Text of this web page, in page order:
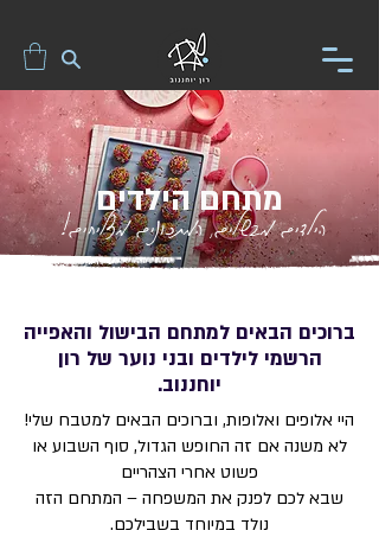
מתחם הילדים
הילדים מבשלים, המתכונים מצליחים!
ברוכים הבאים למתחם הבישול והאפייה
הרשמי לילדים ובני נוער של רון
יוחננוב.
היי אלופים ואלופות, וברוכים הבאים למטבח שלי!
לא משנה אם זה החופש הגדול, סוף השבוע או
פשוט אחרי הצהריים
שבא לכם לפנק את המשפחה – המתחם הזה
נולד במיוחד בשבילכם.